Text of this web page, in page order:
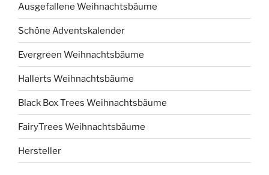
Ausgefallene Weihnachtsbäume
Schöne Adventskalender
Evergreen Weihnachtsbäume
Hallerts Weihnachtsbäume
Black Box Trees Weihnachtsbäume
FairyTrees Weihnachtsbäume
Hersteller